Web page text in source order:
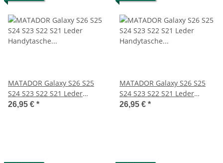
MATADOR Galaxy S26 S25
S24 S23 S22 S21 Leder
Handytasche Braun
26,95 € *
MATADOR Galaxy S26 S25
S24 S23 S22 S21 Leder
Handytasche Schwarz
26,95 € *